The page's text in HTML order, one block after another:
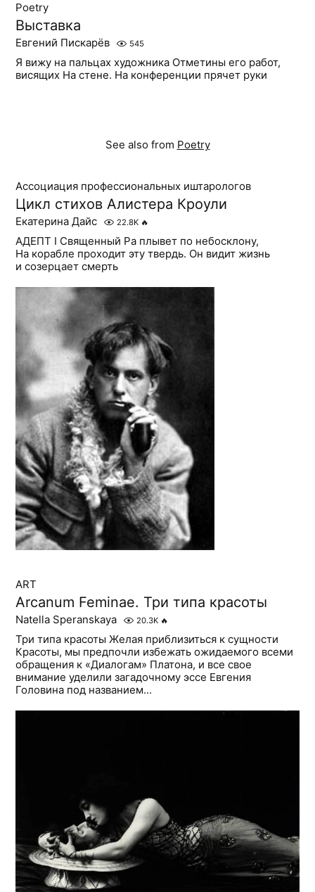
Poetry
Выставка
Евгений Пискарёв 545
Я вижу на пальцах художника Отметины его работ,
висящих На стене. На конференции прячет руки
See also from Poetry
Ассоциация профессиональных иштарологов
Цикл стихов Алистера Кроули
Екатерина Дайс 22.8K 🔥
АДЕПТ I Священный Ра плывет по небосклону,
На корабле проходит эту твердь. Он видит жизнь
и созерцает смерть
ART
Arcanum Feminae. Три типа красоты
Natella Speranskaya 20.3K 🔥
Три типа красоты Желая приблизиться к сущности
Красоты, мы предпочли избежать ожидаемого всеми
обращения к «Диалогам» Платона, и все свое
внимание уделили загадочному эссе Евгения
Головина под названием...